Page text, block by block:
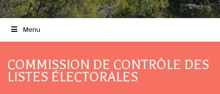
Menu
COMMISSION DE CONTRÔLE DES
LISTES ÉLECTORALES